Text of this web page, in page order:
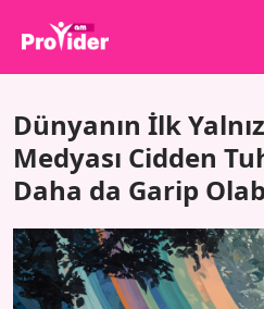
Hakkımızda
Giriş Yap
Kayıt Ol
Hizmetler
API
Dünyanın İlk
Medyası Cidden
Daha da Garip